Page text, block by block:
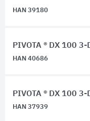
HAN 39180
PIVOTA ® DX 100
HAN 40686
PIVOTA ® DX 100
HAN 37939